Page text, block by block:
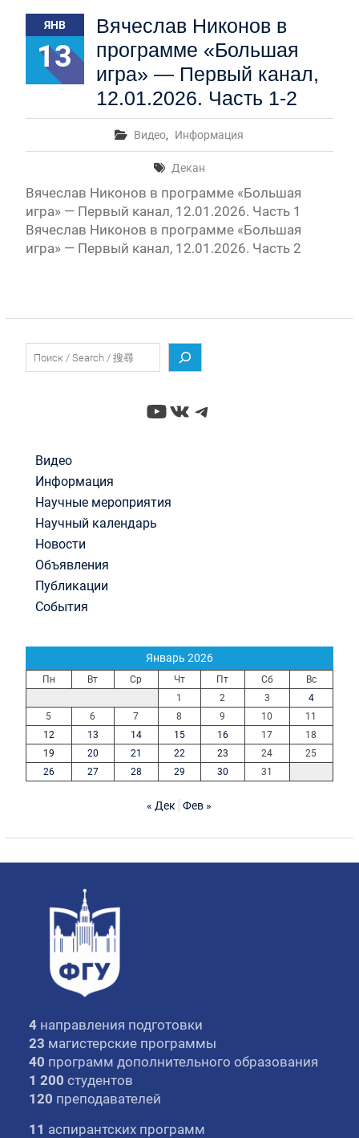
Вячеслав Никонов в программе «Большая игра» —
Первый канал, 27.07.2026. Часть 1-2
Конкурсные списки лиц, прошедших
вступительные испытания в МГУ имени
М.В.Ломоносова в 2026 году по каждому
Вячеслав Никонов в программе «Большая игра» —
Первый канал, 24.07.2026. Часть 1-2
Вячеслав Никонов в программе «Большая игра» —
Первый канал, 06.08.2026. Часть 1-3
ЯНВ
13
Вячеслав Никонов в
программе «Большая
игра» — Первый канал,
12.01.2026. Часть 1-2
Видео, Информация
Декан
Вячеслав Никонов в программе «Большая
игра» — Первый канал, 12.01.2026. Часть 1
Вячеслав Никонов в программе «Большая
игра» — Первый канал, 12.01.2026. Часть 2
YouTube
ВКонтакте
Telegram
Видео
Информация
Научные мероприятия
Научный календарь
Новости
Объявления
Публикации
События
Январь 2026
Пн Вт Ср Чт Пт Сб
Вс
1
2 3
4
5
6 7 8 9 10
11
12
13 14 15 16 17
18
19
20 21 22 23 24
25
26
27 28 29 30 31
« Дек Фев »
4 направления подготовки
23 магистерские программы
40 программ дополнительного образования
1 200 студентов
120 преподавателей
11 аспирантских программ